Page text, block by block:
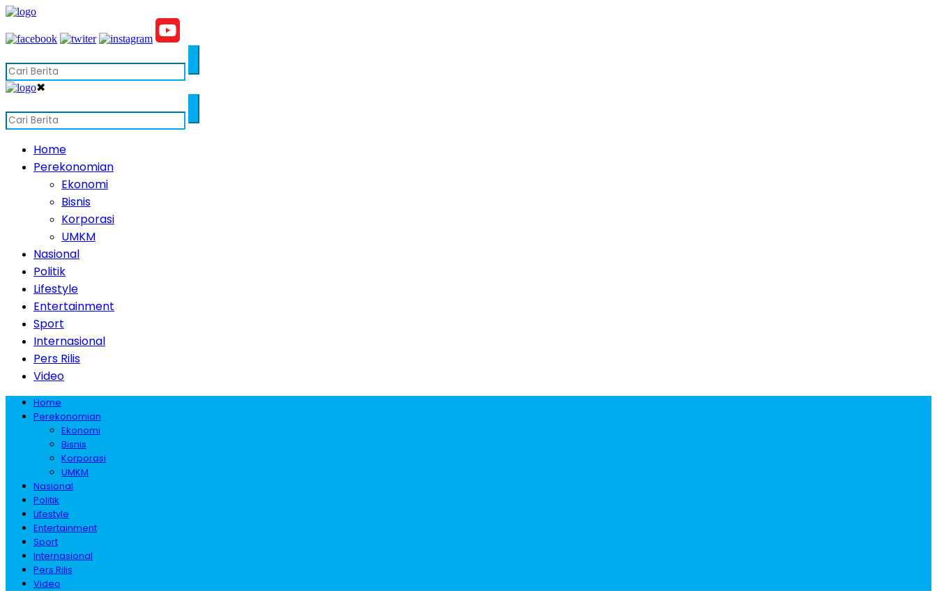
✖
Home
Perekonomian
Ekonomi
Bisnis
Korporasi
UMKM
Nasional
Politik
Lifestyle
Entertainment
Sport
Internasional
Pers Rilis
Video
Home
Perekonomian
Ekonomi
Bisnis
Korporasi
UMKM
Nasional
Politik
Lifestyle
Entertainment
Sport
Internasional
Pers Rilis
Video